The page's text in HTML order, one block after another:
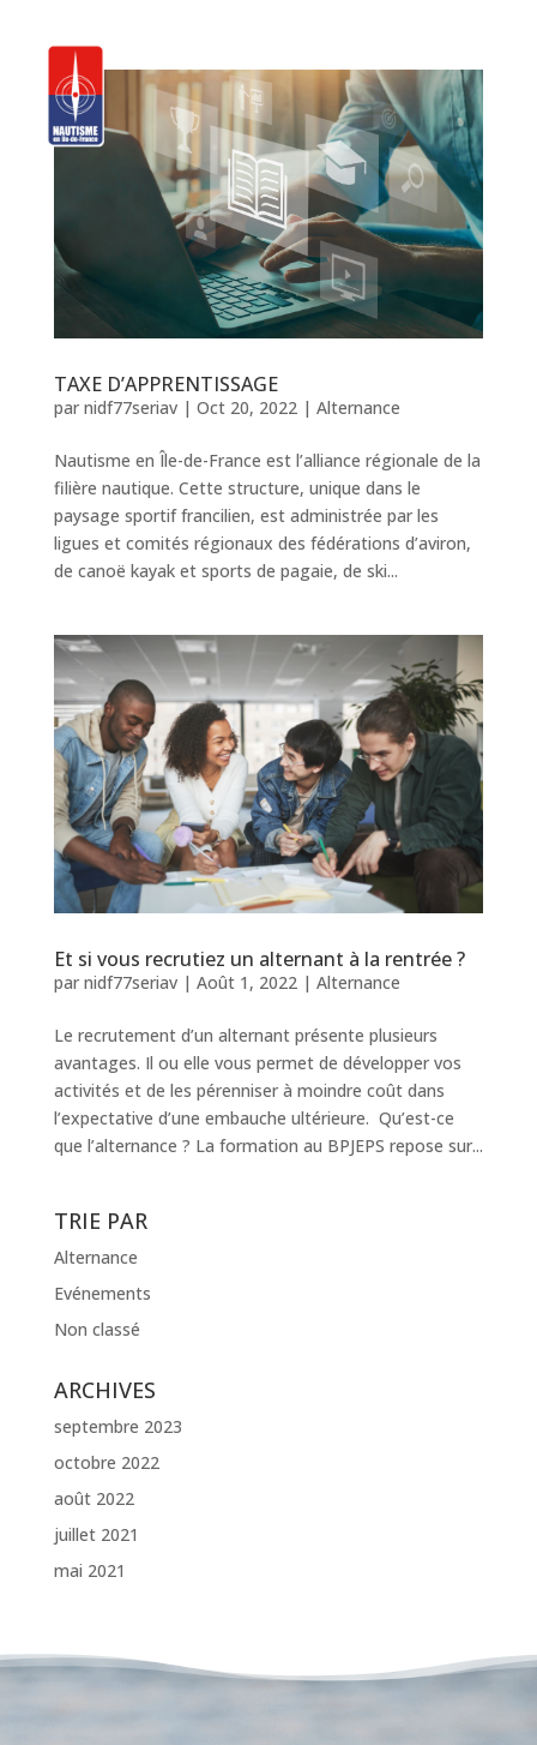
TAXE D’APPRENTISSAGE
par nidf77seriav| Oct 20, 2022| Alternance
Nautisme en Île-de-France est l’alliance régionale de la
filière nautique. Cette structure, unique dans le
paysage sportif francilien, est administrée par les
ligues et comités régionaux des fédérations d’aviron,
de canoë kayak et sports de pagaie, de ski...
Et si vous recrutiez un alternant à la rentrée ?
par nidf77seriav| Août 1, 2022| Alternance
Le recrutement d’un alternant présente plusieurs
avantages. Il ou elle vous permet de développer vos
activités et de les pérenniser à moindre coût dans
l’expectative d’une embauche ultérieure. Qu’est-ce
que l’alternance ? La formation au BPJEPS repose sur...
TRIE PAR
Alternance
Evénements
Non classé
ARCHIVES
septembre 2023
octobre 2022
août 2022
juillet 2021
mai 2021